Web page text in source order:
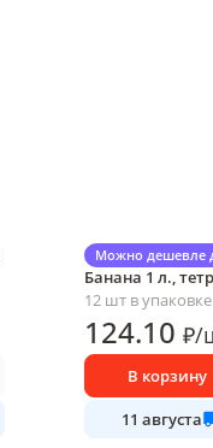
Можно дешевле
Напиток Green
Банана 1 л.,
12 шт в упаковке
124.10 ₽/
В корзину
11 августа